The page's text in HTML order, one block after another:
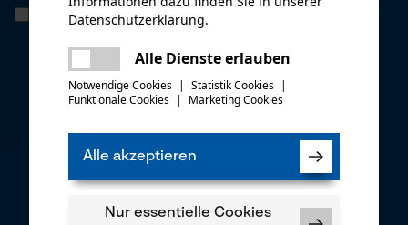
Wenn Sie dem personenbezogenen Tracking einwilligen, können wir
Ihnen individuelle Angebote in unserem Newsletter bieten. Ihre
Einwilligung jederzeit mit einem Klick widerrufen, in jedem
Newsletter befindet sich hierzu ganz unten ein Link.
* Pflichtfeld
*** Einlösbar ab einem Warenwert von 100,- €
KOX APP
Datenschutzerklärung.
Alle Dienste erlauben
Notwendige Cookies | Statistik Cookies |
Funktionale Cookies | Marketing Cookies
Alle akzeptieren
Nur essentielle Cookies
Es ist ein Fehler aufgetreten. Bitte
versuchen Sie es erneut.
mail